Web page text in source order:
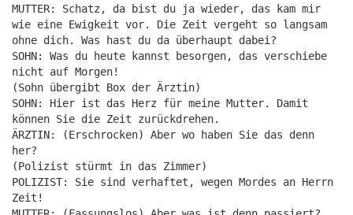
MUTTER: Schatz, da bist du ja wieder, das kam mir
wie eine Ewigkeit vor. Die Zeit vergeht so langsam
ohne dich. Was hast du da überhaupt dabei?
SOHN: Was du heute kannst besorgen, das verschiebe
nicht auf Morgen!
(Sohn übergibt Box der Ärztin)
SOHN: Hier ist das Herz für meine Mutter. Damit
können Sie die Zeit zurückdrehen.
ÄRZTIN: (Erschrocken) Aber wo haben Sie das denn
her?
(Polizist stürmt in das Zimmer)
POLIZIST: Sie sind verhaftet, wegen Mordes an Herrn
Zeit!